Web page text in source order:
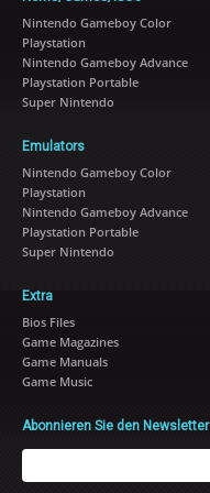
Nintendo Gameboy Color
Playstation
Nintendo Gameboy Advance
Playstation Portable
Super Nintendo
Emulators
Nintendo Gameboy Color
Playstation
Nintendo Gameboy Advance
Playstation Portable
Super Nintendo
Extra
Bios Files
Game Magazines
Game Manuals
Game Music
Abonnieren Sie den Newsletter